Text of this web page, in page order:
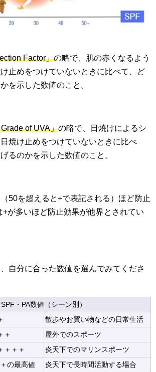
Factor」の略で、肌の赤くなるよう
止めをつけていないときに比べて、ど
を示した数値のこと。
of UVA」の略で、日焼けによるシ
焼け止めをつけていないときに比べ
るのかを示した数値のこと。
50を超えると+で表記される）ほど防止
+が多いほど防止効果が他界とされてい
自分に合った数値を選んでみてくださ
SPF・PA数値（シーン別）
散歩やお買い物などの日常生活
＋
屋外でのスポーツ
＋＋＋
炎天下でのマリンスポーツ
の最高値
炎天下で長時間活動する場合